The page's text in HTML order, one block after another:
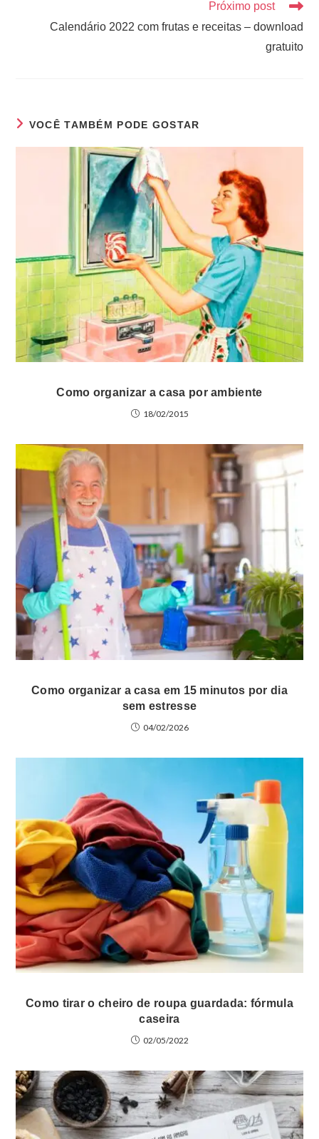
Próximo post
Calendário 2022 com frutas e receitas – download
gratuito
VOCÊ TAMBÉM PODE GOSTAR
Como organizar a casa por ambiente
18/02/2015
Como organizar a casa em 15 minutos por dia
sem estresse
04/02/2026
Como tirar o cheiro de roupa guardada: fórmula
caseira
02/05/2022